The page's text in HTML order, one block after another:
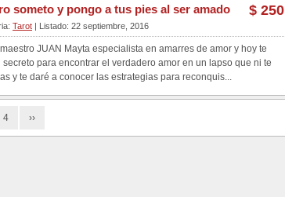
someto y pongo a tus pies al ser amado $ 250
Tarot | Listado: 22 septiembre, 2016
JUAN Mayta especialista en amarres de amor y hoy te
secreto para encontrar el verdadero amor en un lapso que ni te
y te daré a conocer las estrategias para reconquis...
4 ››